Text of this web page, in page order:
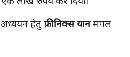
हेतुफ़ीनिक्सयानमंगल